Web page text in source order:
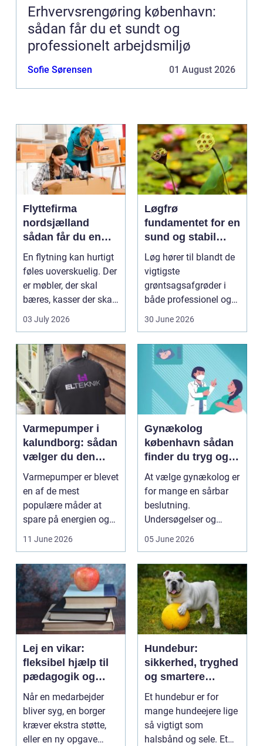
Erhvervsrengøring københavn:
sådan får du et sundt og
professionelt arbejdsmiljø
Sofie Sørensen 01 August 2026
Flyttefirma
nordsjælland
sådan får du en
tryg og effektiv
flytning
En flytning kan hurtigt
føles uoverskuelig. Der
er møbler, der skal
bæres, kasser der skal
pakkes, o...
03 July 2026
Løgfrø
fundamentet for en
sund og stabil
løgavl
Løg hører til blandt de
vigtigste
grøntsagsafgrøder i
både professionel og
hobbybaseret
30 June 2026
Varmepumper i
kalundborg: sådan
vælger du den
rigtige løsning
Varmepumper er blevet
en af de mest
populære måder at
spare på energien og
få et bedre indeklima
11 June 2026
Gynækolog
københavn sådan
finder du tryg og
professionel hjælp
At vælge gynækolog er
for mange en sårbar
beslutning.
Undersøgelser og
behandlinger foregår i
05 June 2026
Lej en vikar:
fleksibel hjælp til
pædagogik og
sundhed
Når en medarbejder
bliver syg, en borger
kræver ekstra støtte,
eller en ny opgave
Hundebur:
sikkerhed, tryghed
og smartere
hverdag med hund
Et hundebur er for
mange hundeejere lige
så vigtigt som
halsbånd og sele. Et